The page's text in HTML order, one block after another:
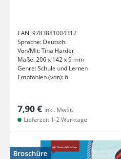
EAN:9783881004312
Sprache: Deutsch
Von/Mit:Tina Harder
Maße:206 x 142 x 9 mm
Genre:Schule und Lernen
Empfohlen (von):6
7,90 € inkl. MwSt.
Lieferzeit 1-2 Werktage
Broschüre